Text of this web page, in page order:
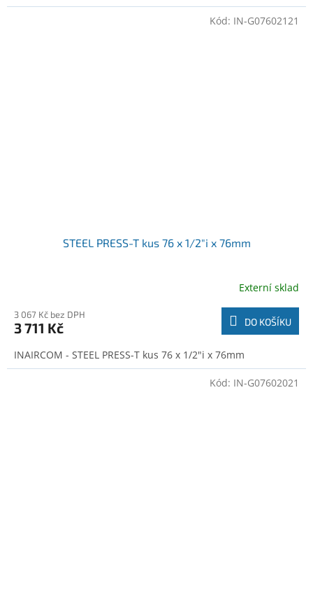
STEEL PRESS-T kus 76 x 1/2"i x 76mm
Externí sklad
3 067 Kč bez DPH
3 711 Kč DO KOŠÍKU
INAIRCOM - STEEL PRESS-T kus 76 x 1/2"i x 76mm
Kód: IN-G07602121
Kód: IN-G07602021